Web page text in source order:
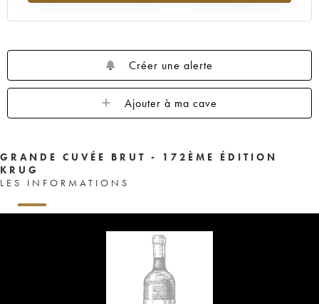
Créer une alerte
Ajouter à ma cave
GRANDE CUVÉE BRUT - 172ÈME ÉDITION
KRUG
LES INFORMATIONS